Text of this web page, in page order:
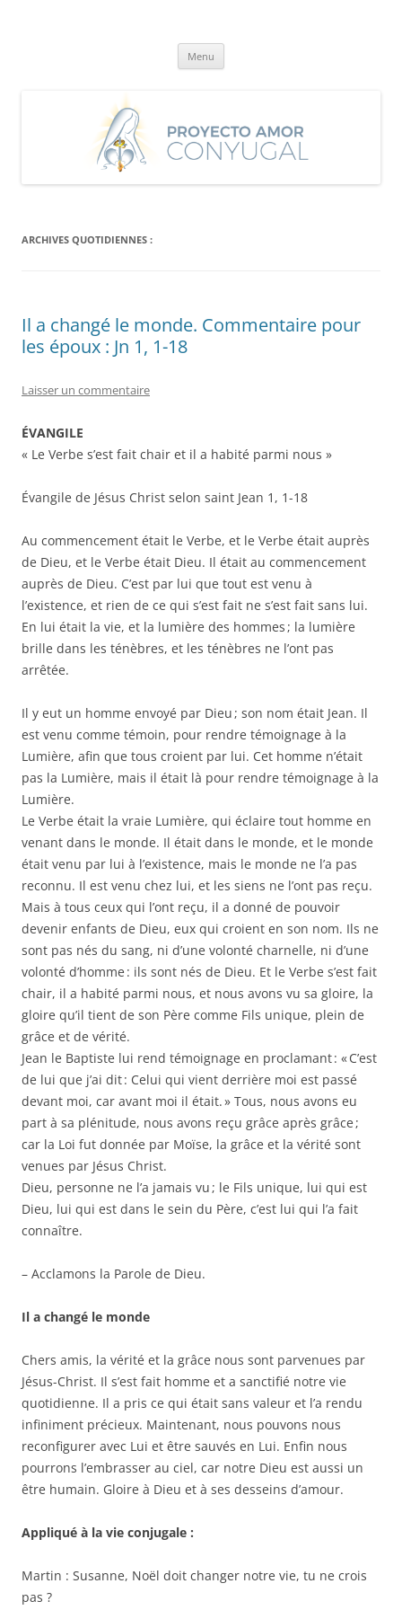
Menu
ARCHIVES QUOTIDIENNES :
Il a changé le monde. Commentaire pour
les époux : Jn 1, 1-18
Laisser un commentaire
ÉVANGILE
« Le Verbe s’est fait chair et il a habité parmi nous »
Évangile de Jésus Christ selon saint Jean 1, 1-18
Au commencement était le Verbe, et le Verbe était auprès
de Dieu, et le Verbe était Dieu. Il était au commencement
auprès de Dieu. C’est par lui que tout est venu à
l’existence, et rien de ce qui s’est fait ne s’est fait sans lui.
En lui était la vie, et la lumière des hommes ; la lumière
brille dans les ténèbres, et les ténèbres ne l’ont pas
arrêtée.
Il y eut un homme envoyé par Dieu ; son nom était Jean. Il
est venu comme témoin, pour rendre témoignage à la
Lumière, afin que tous croient par lui. Cet homme n’était
pas la Lumière, mais il était là pour rendre témoignage à la
Lumière.
Le Verbe était la vraie Lumière, qui éclaire tout homme en
venant dans le monde. Il était dans le monde, et le monde
était venu par lui à l’existence, mais le monde ne l’a pas
reconnu. Il est venu chez lui, et les siens ne l’ont pas reçu.
Mais à tous ceux qui l’ont reçu, il a donné de pouvoir
devenir enfants de Dieu, eux qui croient en son nom. Ils ne
sont pas nés du sang, ni d’une volonté charnelle, ni d’une
volonté d’homme : ils sont nés de Dieu. Et le Verbe s’est fait
chair, il a habité parmi nous, et nous avons vu sa gloire, la
gloire qu’il tient de son Père comme Fils unique, plein de
grâce et de vérité.
Jean le Baptiste lui rend témoignage en proclamant : « C’est
de lui que j’ai dit : Celui qui vient derrière moi est passé
devant moi, car avant moi il était. » Tous, nous avons eu
part à sa plénitude, nous avons reçu grâce après grâce ;
car la Loi fut donnée par Moïse, la grâce et la vérité sont
venues par Jésus Christ.
Dieu, personne ne l’a jamais vu ; le Fils unique, lui qui est
Dieu, lui qui est dans le sein du Père, c’est lui qui l’a fait
connaître.
– Acclamons la Parole de Dieu.
Il a changé le monde
Chers amis, la vérité et la grâce nous sont parvenues par
Jésus-Christ. Il s’est fait homme et a sanctifié notre vie
quotidienne. Il a pris ce qui était sans valeur et l’a rendu
infiniment précieux. Maintenant, nous pouvons nous
reconfigurer avec Lui et être sauvés en Lui. Enfin nous
pourrons l’embrasser au ciel, car notre Dieu est aussi un
être humain. Gloire à Dieu et à ses desseins d’amour.
Appliqué à la vie conjugale :
Martin : Susanne, Noël doit changer notre vie, tu ne crois
pas ?